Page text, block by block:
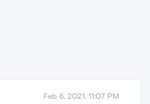
Feb 6, 2021, 11:07 PM